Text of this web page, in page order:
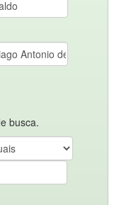
busca.